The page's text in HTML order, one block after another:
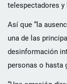
telespectadores y
Así que “la
una de las
desinformación
personas o hasta